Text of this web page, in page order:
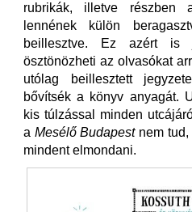
rubrikák, illetve
lennének külön
beillesztve. Ez azért is
ösztönözheti az olvasókat
utólag beillesztett
bővítsék a könyv anyagát.
kis túlzással minden
a Mesélő Budapestnem tud,
mindent elmondani.